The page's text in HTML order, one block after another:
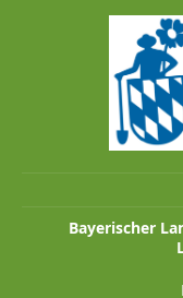
Bayerischer